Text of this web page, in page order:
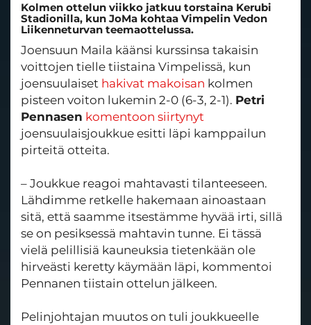
Kolmen ottelun viikko jatkuu torstaina Kerubi
Stadionilla, kun JoMa kohtaa Vimpelin Vedon
Liikenneturvan teemaottelussa.
Joensuun Maila käänsi kurssinsa takaisin
voittojen tielle tiistaina Vimpelissä, kun
joensuulaiset hakivat makoisan kolmen
pisteen voiton lukemin 2-0 (6-3, 2-1). Petri
Pennasen komentoon siirtynyt
joensuulaisjoukkue esitti läpi kamppailun
pirteitä otteita.
– Joukkue reagoi mahtavasti tilanteeseen.
Lähdimme retkelle hakemaan ainoastaan
sitä, että saamme itsestämme hyvää irti, sillä
se on pesiksessä mahtavin tunne. Ei tässä
vielä pelillisiä kauneuksia tietenkään ole
hirveästi keretty käymään läpi, kommentoi
Pennanen tiistain ottelun jälkeen.
Pelinjohtajan muutos on tuli joukkueelle